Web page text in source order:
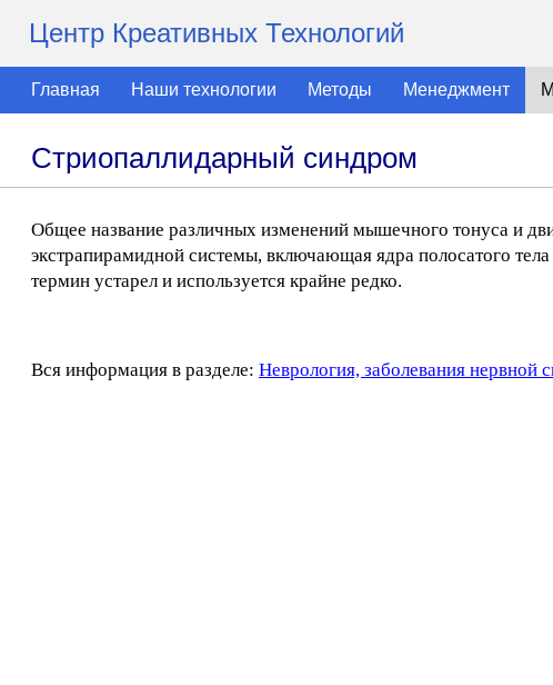
Центр Креативных Технологий
Главная Наши технологии Методы Менеджмент
Стриопаллидарный синдром
Общее название различных изменений мышечного тонуса и
экстрапирамидной системы, включающая ядра полосатого
термин устарел и используется крайне редко.
Вся информация в разделе: Неврология, заболевания нервной